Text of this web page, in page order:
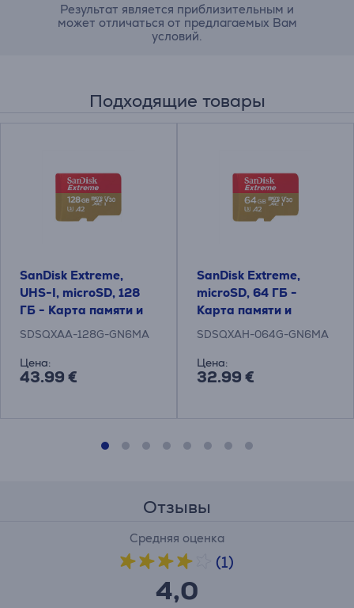
Результат является приблизительным и
может отличаться от предлагаемых Вам
условий.
Подходящие товары
SanDisk Extreme,
UHS-I, microSD, 128
ГБ - Карта памяти и
адаптер
SDSQXAA-128G-GN6MA
Цена:
43.99 €
SanDisk Extreme,
microSD, 64 ГБ -
Карта памяти и
адаптер
SDSQXAH-064G-GN6MA
Цена:
32.99 €
Отзывы
Средняя оценка
(1)
4,0